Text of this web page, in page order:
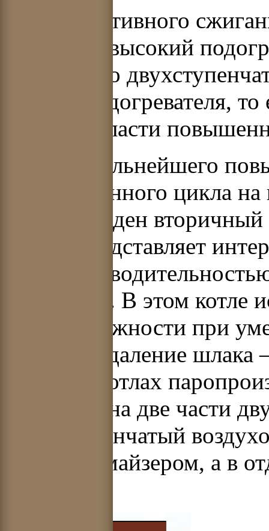
Для эффективного
применен высокий
обусловило
воздухоподогревателя,
части в области
В целях дальнейшего
паротурбинного цикла
420 т/ч введен
котлов представляет
(рис. 2.10). В этом котле
низкой влажности при
воздуха. Удаление
в других котлах
разделена на две части
Одноступенчатый
под экономайзером, а в